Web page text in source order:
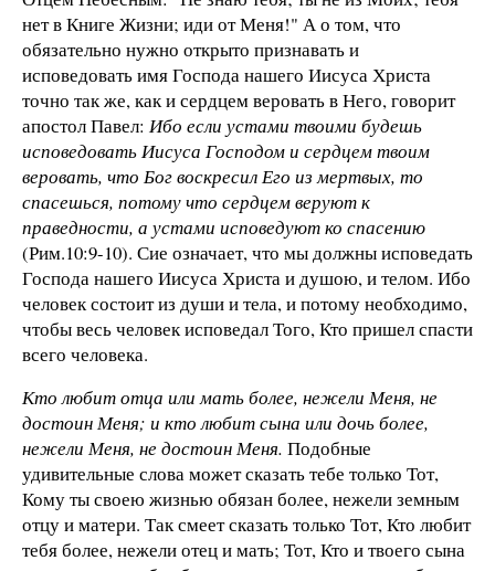
нет в Книге Жизни; иди от Меня!" А о том, что
обязательно нужно открыто признавать и
исповедовать имя Господа нашего Иисуса Христа
точно так же, как и сердцем веровать в Него, говорит
апостол Павел: Ибо если устами твоими будешь
исповедовать Иисуса Господом и сердцем твоим
веровать, что Бог воскресил Его из мертвых, то
спасешься, потому что сердцем веруют к
праведности, а устами исповедуют ко спасению
(Рим.10:9-10). Сие означает, что мы должны исповедать
Господа нашего Иисуса Христа и душою, и телом. Ибо
человек состоит из души и тела, и потому необходимо,
чтобы весь человек исповедал Того, Кто пришел спасти
всего человека.
Кто любит отца или мать более, нежели Меня, не
достоин Меня; и кто любит сына или дочь более,
нежели Меня, не достоин Меня. Подобные
удивительные слова может сказать тебе только Тот,
Кому ты своею жизнью обязан более, нежели земным
отцу и матери. Так смеет сказать только Тот, Кто любит
тебя более, нежели отец и мать; Тот, Кто и твоего сына